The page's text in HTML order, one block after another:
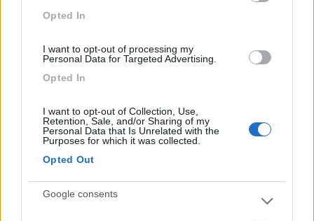
Opted In
I want to opt-out of processing my
Personal Data for Targeted Advertising.
Opted In
I want to opt-out of Collection, Use,
Retention, Sale, and/or Sharing of my
Personal Data that Is Unrelated with the
Purposes for which it was collected.
Opted Out
Google consents
Io nei lunghi trasferimenti spesso viaggio fino a tarda sera e
di un piccolo paesino o raggiungo un PS indicato , doccia e
nanna con un orecchio teso...
Questa capacit' permette cambi di piani e programmi tipici dell'
dubbio fermarsi se il posto lo suggerisce qualche ora prima
piuttosto che andare ad oltranza dopo...